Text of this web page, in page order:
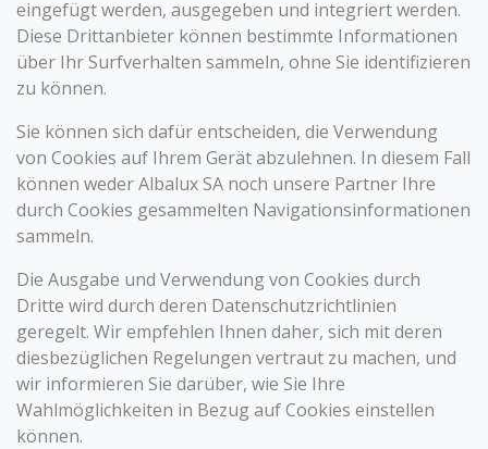
eingefügt werden, ausgegeben und integriert werden.
Diese Drittanbieter können bestimmte Informationen
über Ihr Surfverhalten sammeln, ohne Sie identifizieren
zu können.
Sie können sich dafür entscheiden, die Verwendung
von Cookies auf Ihrem Gerät abzulehnen. In diesem Fall
können weder Albalux SA noch unsere Partner Ihre
durch Cookies gesammelten Navigationsinformationen
sammeln.
Die Ausgabe und Verwendung von Cookies durch
Dritte wird durch deren Datenschutzrichtlinien
geregelt. Wir empfehlen Ihnen daher, sich mit deren
diesbezüglichen Regelungen vertraut zu machen, und
wir informieren Sie darüber, wie Sie Ihre
Wahlmöglichkeiten in Bezug auf Cookies einstellen
können.